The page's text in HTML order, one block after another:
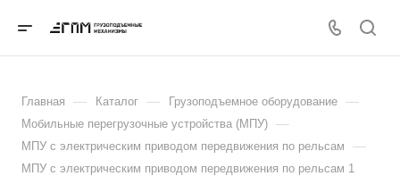
Главная — Каталог — Грузоподъемное оборудование —
Мобильные перегрузочные устройства (МПУ) —
МПУ с электрическим приводом передвижения по рельсам —
МПУ с электрическим приводом передвижения по рельсам 1